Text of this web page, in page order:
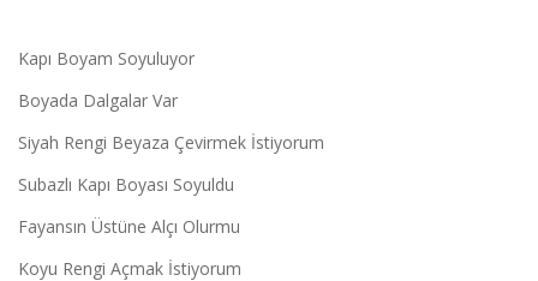
Kapı Boyam Soyuluyor
Boyada Dalgalar Var
Siyah Rengi Beyaza Çevirmek İstiyorum
Subazlı Kapı Boyası Soyuldu
Fayansın Üstüne Alçı Olurmu
Koyu Rengi Açmak İstiyorum